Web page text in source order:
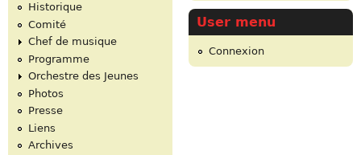
Historique
Comité
Chef de musique
Programme
Orchestre des Jeunes
Photos
Presse
Liens
Archives
User menu
Connexion